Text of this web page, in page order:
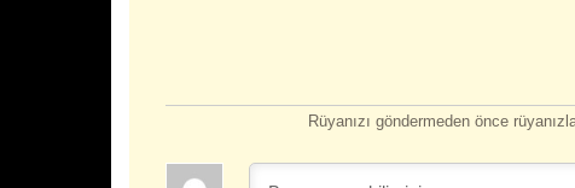
Rüyanızı göndermeden önce